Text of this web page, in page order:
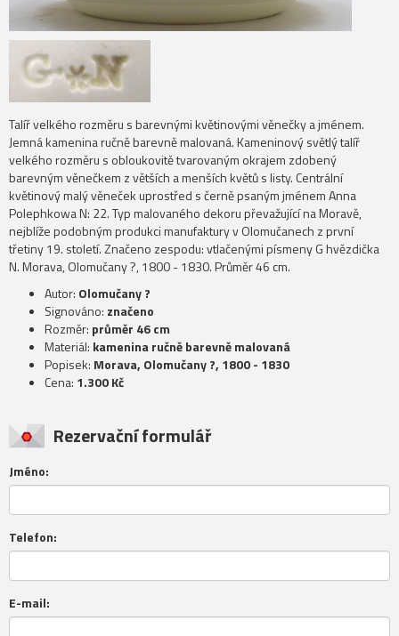
Talíř velkého rozměru s barevnými květinovými věnečky a jménem.
Jemná kamenina ručně barevně malovaná. Kameninový světlý talíř
velkého rozměru s obloukovitě tvarovaným okrajem zdobený
barevným věnečkem z větších a menších květů s listy. Centrální
květinový malý věneček uprostřed s černě psaným jménem Anna
Polephkowa N: 22. Typ malovaného dekoru převažující na Moravě,
nejblíže podobným produkci manufaktury v Olomučanech z první
třetiny 19. století. Značeno zespodu: vtlačenými písmeny G hvězdička
N. Morava, Olomučany ?, 1800 - 1830. Průměr 46 cm.
Autor: Olomučany ?
Signováno: značeno
Rozměr: průměr 46 cm
Materiál: kamenina ručně barevně malovaná
Popisek: Morava, Olomučany ?, 1800 - 1830
Cena: 1.300 Kč
Rezervační formulář
Jméno:
Telefon:
E-mail: